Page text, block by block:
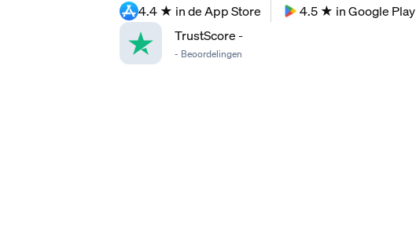
4.4 ★ in de App Store
4.5 ★ in Google Play
TrustScore-
- Beoordelingen